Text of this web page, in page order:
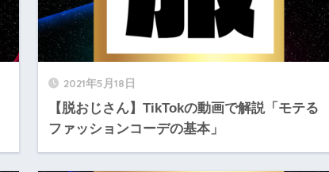
2021年5月18日
【脱おじさん】TikTokの動画で解説「モテる
ファッションコーデの基本」